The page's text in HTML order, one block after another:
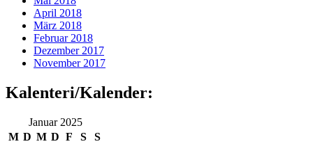
April 2018
März 2018
Februar 2018
Dezember 2017
November 2017
Kalenteri/Kalender:
Januar 2025
M D M D F S
S